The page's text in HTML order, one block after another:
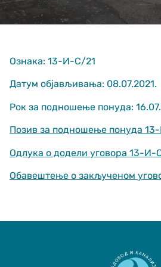
Ознака: 13-И-С/21
Датум објављивања: 08.07.2021.
Рок за подношење понуда:
Позив за подношење понуда
Одлука о додели уговора 13-И-
Обавештење о закљученом
Неопходно
cookies are
They are
the website